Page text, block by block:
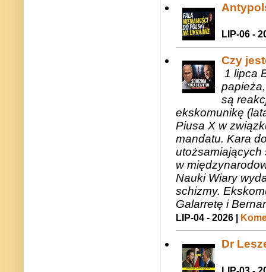
LIP-06 -
Czy
1 lipca
są
ekskomunikę
Piusa X w
mandatu. Kara
utożsamiających
w
Nauki Wiary
schizmy.
Galarretę i
LIP-04 - 2026 |
Dr